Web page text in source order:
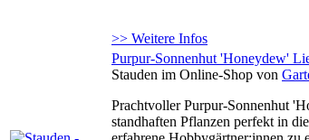
>> Weitere Infos
Purpur-Sonnenhut 'Honeydew'
Stauden im Online-Shop von
Prachtvoller Purpur-Sonnenhut
standhaften Pflanzen perfekt in